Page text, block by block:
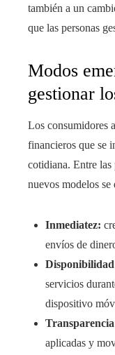
también a un
que las personas
Modos
gestionar
Los consumidores
financieros que se
cotidiana. Entre las
nuevos modelos se
Inmediatez:
envíos de
servicios
dispositivo
aplicadas y